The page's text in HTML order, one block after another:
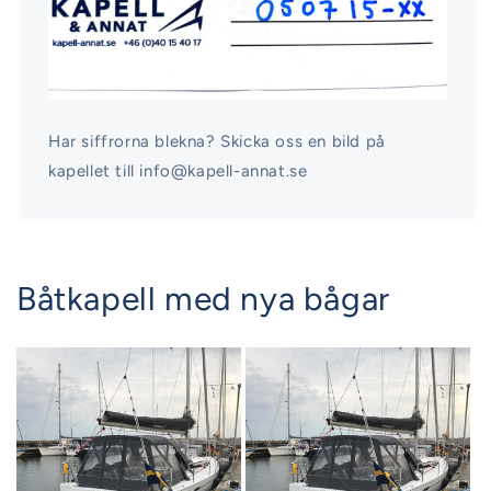
Har siffrorna blekna? Skicka oss en bild på
kapellet till info@kapell-annat.se
Båtkapell med nya bågar